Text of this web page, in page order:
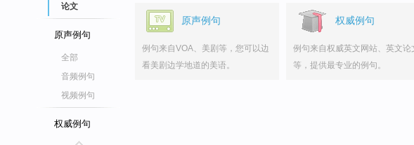
论文
原声例句
全部
音频例句
视频例句
权威例句
原声例句
例句来自VOA、美剧等，您可以边
看美剧边学地道的美语。
权威例句
例句来自权威英文网站、英文论
等，提供最专业的例句。